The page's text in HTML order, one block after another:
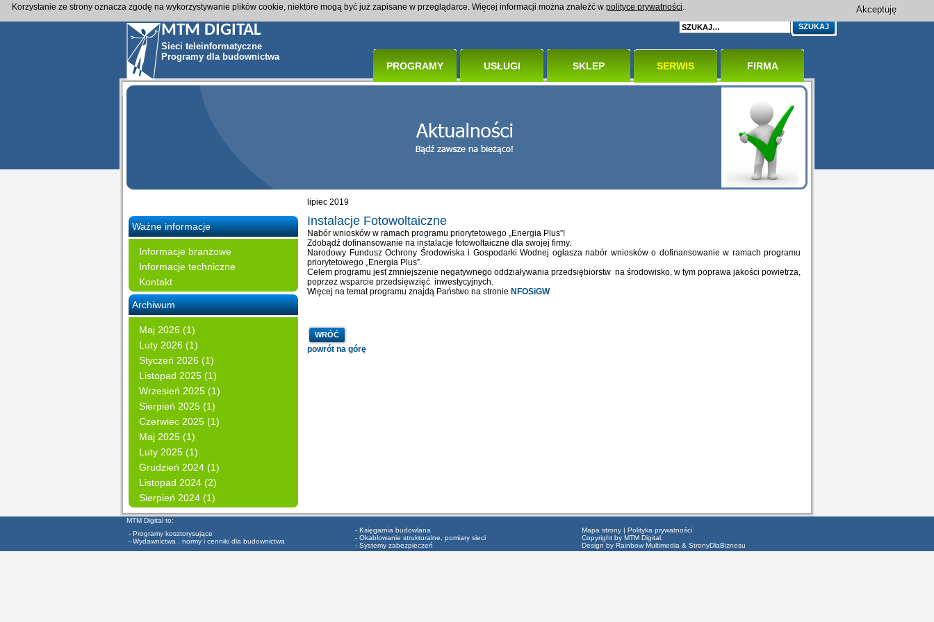
MTM DIGITAL
Sieci teleinformatyczne
Programy dla budownictwa
PROGRAMY USŁUGI SKLEP SERWIS FIRMA
Ważne informacje
Informacje branżowe
Informacje techniczne
Kontakt
Archiwum
Maj 2026 (1)
Luty 2026 (1)
Styczeń 2026 (1)
Listopad 2025 (1)
Wrzesień 2025 (1)
Sierpień 2025 (1)
Czerwiec 2025 (1)
Maj 2025 (1)
Luty 2025 (1)
Grudzień 2024 (1)
Listopad 2024 (2)
Sierpień 2024 (1)
lipiec 2019
Instalacje Fotowoltaiczne
Nabór wniosków w ramach programu priorytetowego „Energia Plus”!
Zdobądź dofinansowanie na instalacje fotowoltaiczne dla swojej firmy.
Narodowy Fundusz Ochrony Środowiska i Gospodarki Wodnej ogłasza nabór wniosków o dofinansowanie w ramach programu
priorytetowego „Energia Plus”.
Celem programu jest zmniejszenie negatywnego oddziaływania przedsiębiorstw na środowisko, w tym poprawa jakości powietrza,
poprzez wsparcie przedsięwzięć inwestycyjnych.
Więcej na temat programu znajdą Państwo na stronie NFOSiGW
WRÓĆ
powrót na górę
MTM Digital to:
- Programy kosztorysujące
- Wydawnictwa , normy i cenniki dla budownictwa
- Księgarnia budowlana
- Okablowanie strukturalne, pomiary sieci
- Systemy zabezpieczeń
Mapa strony | Polityka prywatności
Copyright by MTM Digital.
Design by Rainbow Multimedia & StronyDlaBiznesu
Korzystanie ze strony oznacza zgodę na wykorzystywanie plików cookie, niektóre mogą być już zapisane w przeglądarce. Więcej informacji można znaleźć w polityce prywatności. Akceptuję